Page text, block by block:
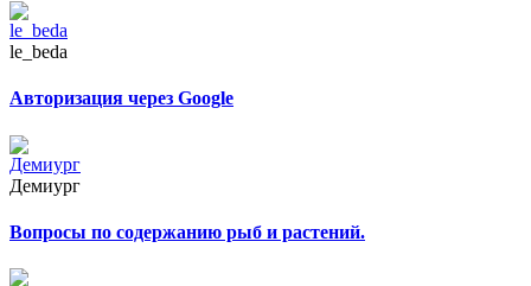
le_beda
Авторизация через Google
Демиург
Вопросы по содержанию рыб и растений.